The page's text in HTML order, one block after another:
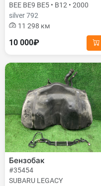
BEE BE9 BE5 • B12 • 2000
silver 792
11 298 км
10 000₽
Бензобак
#35454
SUBARU LEGACY